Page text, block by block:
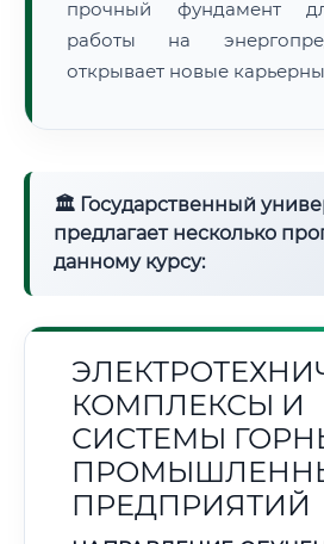
прочный фундамент
работы на
открывает новые
🏛 Государственный
предлагает несколько
данному курсу:
КОМПЛЕКСЫ И
СИСТЕМЫ
ПРЕДПРИЯТИЙ